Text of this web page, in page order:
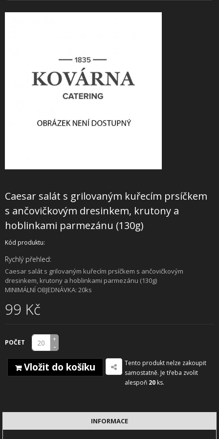
SLUŽBY
SHOWROOM
Caesar salát s grilovaným kuřecím prsíčkem
s ančovičkovým dresinkem, krutony a
hoblinkami parmezánu (130g)
Kód produktu:
Rychlý přehled:
Caesar salát s grilovaným kuřecím prsíčkem s ančovičkovým
dresinkem, krutony a hoblinkami parmezánu (130g)
MINIMÁLNÍ OBJEDNÁVKA: 20ks
99 Kč
POČET +
-
Vložit do košíku
Tento produkt nelze zakoupit
samostatně. Je třeba zvolit
alespoň 20 ks.
INFORMACE